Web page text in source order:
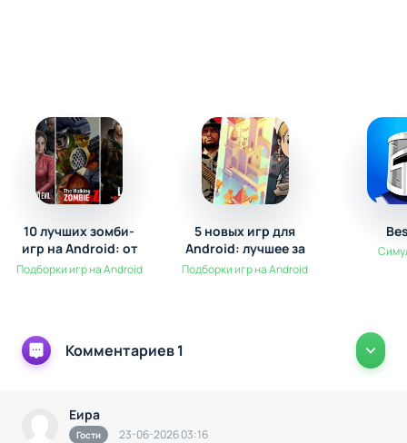
10 лучших зомби-
игр на Android: от
выживания до
Подборки игр на Android
5 новых игр для
Android: лучшее за
Ноябрь
Подборки игр на Android
Комментариев 1
Еира
Гости 23-06-2026 03:16